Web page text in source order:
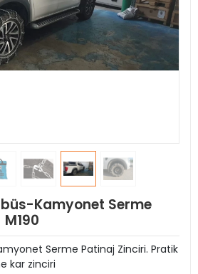
Kamyonet Serme
Serme Patinaj Zinciri. Pratik
kar zinciri